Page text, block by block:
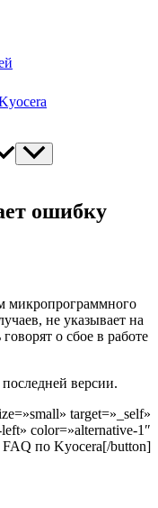
ошибку
микропрограммного
не указывает на
о сбое в работе
версии.
target=»_self»
color=»alternative-1″
FAQ по Kyocera[/button]